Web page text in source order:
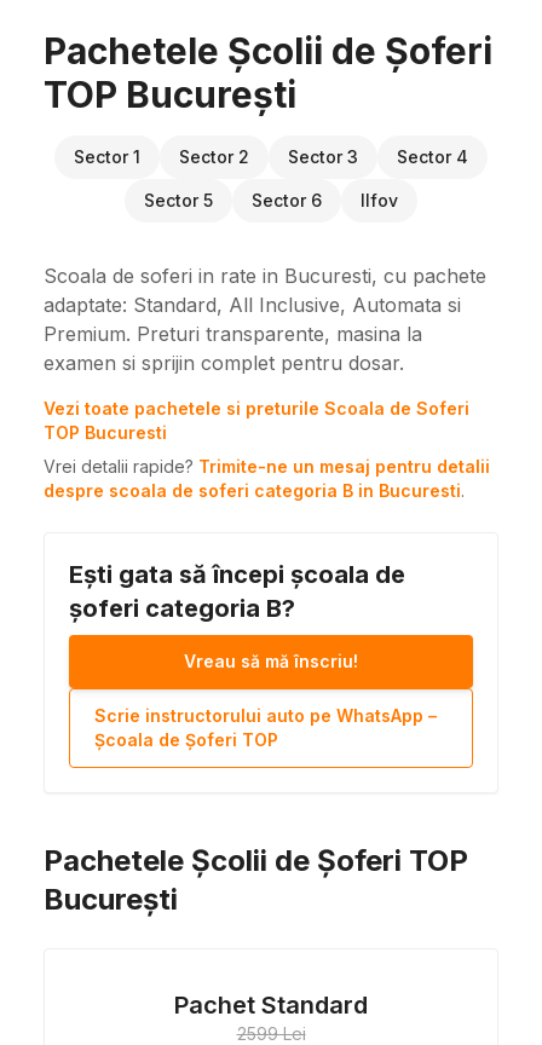
Pachetele Școlii de Șoferi
TOP București
Sector 1 Sector 2 Sector 3 Sector 4
Sector 5 Sector 6 Ilfov
Scoala de soferi in rate in Bucuresti, cu pachete
adaptate: Standard, All Inclusive, Automata si
Premium. Preturi transparente, masina la
examen si sprijin complet pentru dosar.
Vezi toate pachetele si preturile Scoala de Soferi
TOP Bucuresti
Vrei detalii rapide? Trimite-ne un mesaj pentru detalii
despre scoala de soferi categoria B in Bucuresti.
Ești gata să începi școala de
șoferi categoria B?
Vreau să mă înscriu!
Scrie instructorului auto pe WhatsApp –
Școala de Șoferi TOP
Pachetele Școlii de Șoferi TOP
București
Pachet Standard
2599 Lei